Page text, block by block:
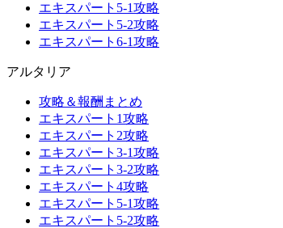
エキスパート5-1攻略
エキスパート5-2攻略
エキスパート6-1攻略
アルタリア
攻略＆報酬まとめ
エキスパート1攻略
エキスパート2攻略
エキスパート3-1攻略
エキスパート3-2攻略
エキスパート4攻略
エキスパート5-1攻略
エキスパート5-2攻略